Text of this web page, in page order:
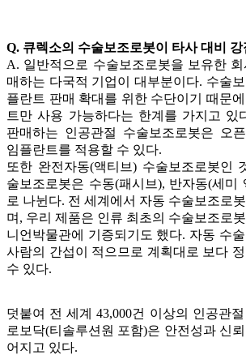
Q. 큐렉소의 수술보조로봇이 타사 대비
A. 일반적으로 수술보조로봇을 보유한
매하는 다국적 기업이 대부분이다. 수술
플란트 판매 확대를 위한 수단이기 때문
트만 사용 가능하다는 한계를 가지고 있
판매하는 인공관절 수술보조로봇은 오
임플란트를 적용할 수 있다.
또한 완전자동(액티브) 수술보조로봇인
술보조로봇은 수동(패시브), 반자동(세미
로 나뉜다. 전 세계에서 자동 수술보조로
며, 우리 제품은 인류 최초의 수술보조로
니언박물관에 기증되기도 했다. 자동 수
사람의 간섭이 적으므로 계획대로 보다
수 있다.
덧붙여 전 세계 43,000건 이상의 인공관
로보닥(티솔루션원 포함)은 안전성과 신
어지고 있다.